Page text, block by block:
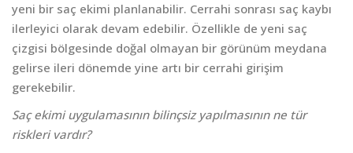
yeni bir saç ekimi planlanabilir. Cerrahi sonrası saç kaybı
ilerleyici olarak devam edebilir. Özellikle de yeni saç
çizgisi bölgesinde doğal olmayan bir görünüm meydana
gelirse ileri dönemde yine artı bir cerrahi girişim
gerekebilir.
Saç ekimi uygulamasının bilinçsiz yapılmasının ne tür
riskleri vardır?